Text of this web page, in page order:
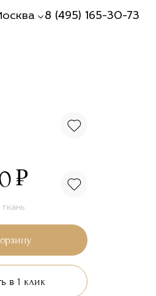
8 (495) 165-30-73
₽
в 1 клик